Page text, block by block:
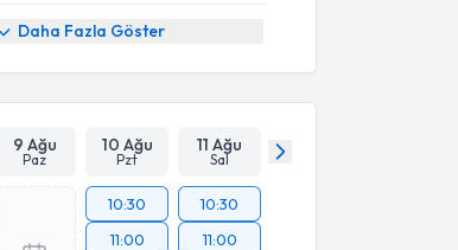
Daha Fazla Göster
9 Ağu
Paz
10 Ağu
Pzt
11 Ağu
Sal
10:30
11:00
10:30
11:00